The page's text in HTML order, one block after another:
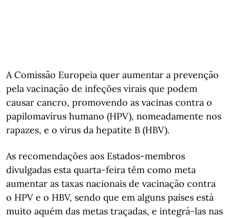
A Comissão Europeia quer aumentar a prevenção
pela vacinação de infeções virais que podem
causar cancro, promovendo as vacinas contra o
papilomavírus humano (HPV), nomeadamente nos
rapazes, e o vírus da hepatite B (HBV).
As recomendações aos Estados-membros
divulgadas esta quarta-feira têm como meta
aumentar as taxas nacionais de vacinação contra
o HPV e o HBV, sendo que em alguns países está
muito aquém das metas traçadas, e integrá-las nas